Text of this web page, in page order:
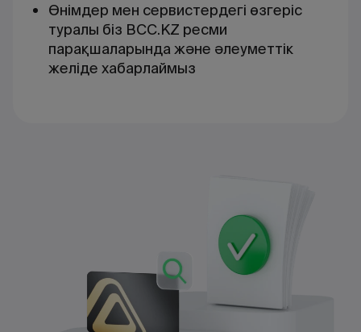
Өнімдер мен сервистердегі өзгеріс
туралы біз BCC.KZ ресми
парақшаларында және әлеуметтік
желіде хабарлаймыз